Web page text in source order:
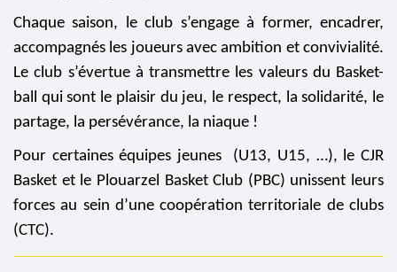
Chaque saison, le club s’engage à former, encadrer,
accompagnés les joueurs avec ambition et convivialité.
Le club s’évertue à transmettre les valeurs du Basket-
ball qui sont le plaisir du jeu, le respect, la solidarité, le
partage, la persévérance, la niaque !
Pour certaineséquipes jeunes (U13, U15, …), le CJR
Basket et le Plouarzel Basket Club (PBC) unissent leurs
forces au sein d’une coopération territoriale de clubs
(CTC).